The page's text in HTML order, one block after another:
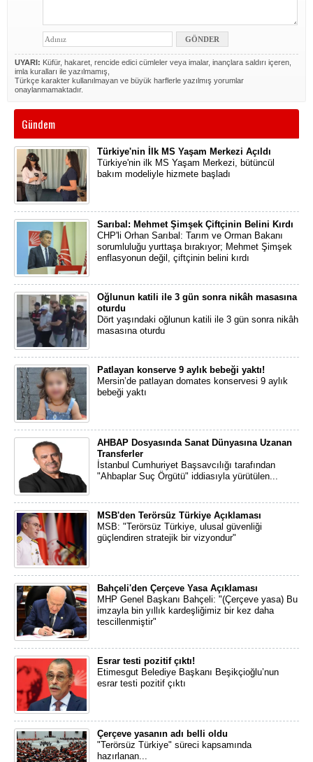
UYARI: Küfür, hakaret, rencide edici cümleler veya imalar, inançlara saldırı içeren,
imla kuralları ile yazılmamış,
Türkçe karakter kullanılmayan ve büyük harflerle yazılmış yorumlar
onaylanmamaktadır.
Gündem
Türkiye'nin İlk MS Yaşam Merkezi Açıldı
Türkiye'nin ilk MS Yaşam Merkezi, bütüncül
bakım modeliyle hizmete başladı
Sarıbal: Mehmet Şimşek Çiftçinin Belini Kırdı
CHP'li Orhan Sarıbal: Tarım ve Orman Bakanı
sorumluluğu yurttaşa bırakıyor; Mehmet Şimşek
enflasyonun değil, çiftçinin belini kırdı
Oğlunun katili ile 3 gün sonra nikâh masasına
oturdu
Dört yaşındaki oğlunun katili ile 3 gün sonra nikâh
masasına oturdu
Patlayan konserve 9 aylık bebeği yaktı!
Mersin’de patlayan domates konservesi 9 aylık
bebeği yaktı
AHBAP Dosyasında Sanat Dünyasına Uzanan
Transferler
İstanbul Cumhuriyet Başsavcılığı tarafından
"Ahbaplar Suç Örgütü" iddiasıyla yürütülen...
MSB'den Terörsüz Türkiye Açıklaması
MSB: "Terörsüz Türkiye, ulusal güvenliği
güçlendiren stratejik bir vizyondur"
Bahçeli'den Çerçeve Yasa Açıklaması
MHP Genel Başkanı Bahçeli: "(Çerçeve yasa) Bu
imzayla bin yıllık kardeşliğimiz bir kez daha
tescillenmiştir"
Esrar testi pozitif çıktı!
Etimesgut Belediye Başkanı Beşikçioğlu’nun
esrar testi pozitif çıktı
Çerçeve yasanın adı belli oldu
"Terörsüz Türkiye" süreci kapsamında
hazırlanan...